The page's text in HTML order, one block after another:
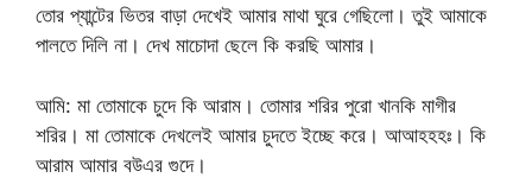
তোর প্যান্টের ভিতর বাড়া দেখেই আমার মাথা ঘুরে গেছিলো। তুই আমাকে
পালতে দিলি না। দেখ মাচোদা ছেলে কি করছি আমার।
আমি: মা তোমাকে চুদে কি আরাম। তোমার শরির পুরো খানকি মাগীর
শরির। মা তোমাকে দেখলেই আমার চুদতে ইচ্ছে করে। আআহহহঃ। কি
আরাম আমার বউএর গুদে।